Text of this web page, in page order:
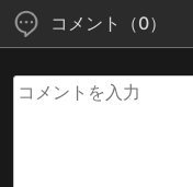
コメント（0）